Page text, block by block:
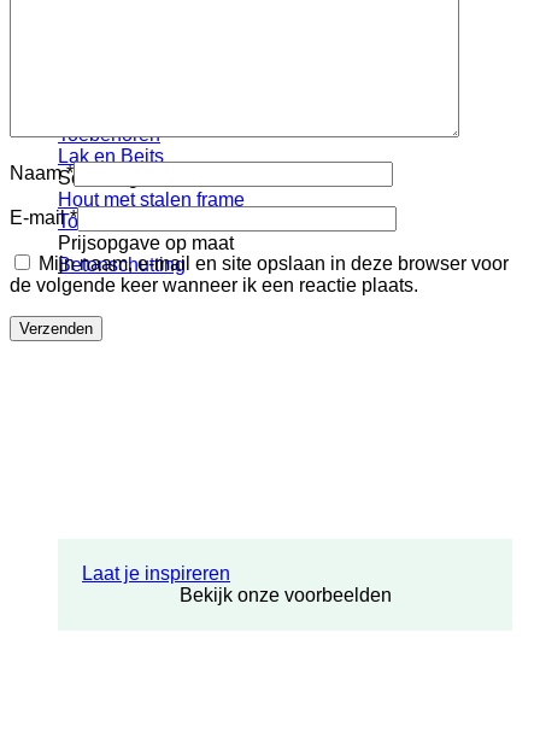
Toebehoren
Lak en Beits
Schuttingdeuren
Hout met stalen frame
Toebehoren
Prijsopgave op maat
Betonschutting
Laat je inspireren
Bekijk onze voorbeelden
Naam*
E-mail*
Mijn naam, e-mail en site opslaan in deze browser voor
de volgende keer wanneer ik een reactie plaats.